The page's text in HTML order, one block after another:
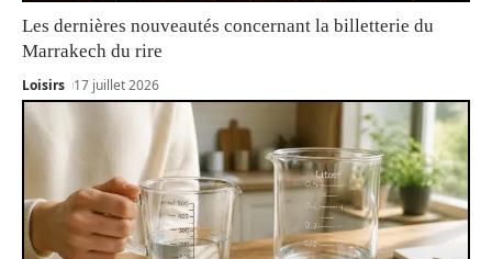
Les dernières nouveautés concernant la billetterie du
Marrakech du rire
Loisirs 17 juillet 2026